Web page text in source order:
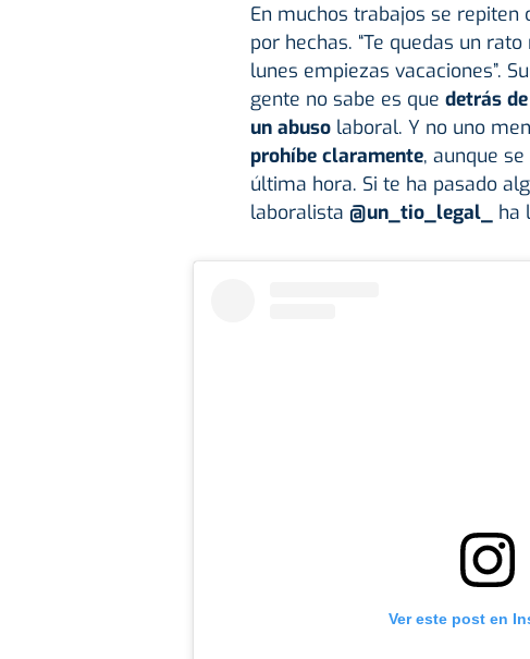
En muchos trabajos se
por hechas. “Te quedas un rato
lunes empiezas vacaciones”.
gente no sabe es que detrás
un abuso laboral. Y no uno
prohíbe claramente, aunque
última hora. Si te ha pasado
laboralista @un_tio_legal_ ha
Ver este post en